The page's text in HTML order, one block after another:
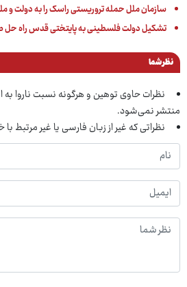
سازمان ملل حمله تروریستی راسک را به دولت و
تشکیل دولت فلسطینی به پایتختی قدس راه حل
نظر شما
نظرات حاوی توهین و هرگونه نسبت ناروا
منتشر نمی‌شود.
نظراتی که غیر از زبان فارسی یا غیر مرتبط